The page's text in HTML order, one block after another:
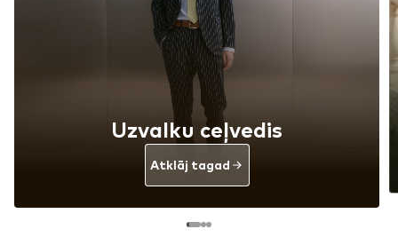
Uzvalku ceļvedis
Atklāj tagad